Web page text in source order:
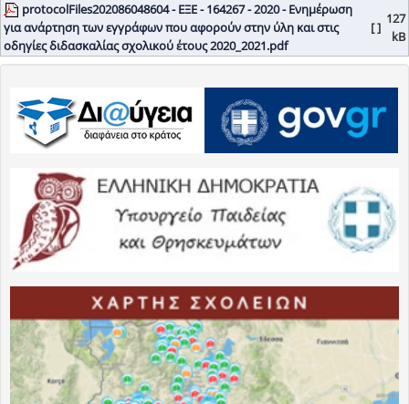
protocolFiles202086048604 - ΕΞΕ - 164267 - 2020 - Ενημέρωση
για ανάρτηση των εγγράφων που αφορούν στην ύλη και στις
οδηγίες διδασκαλίας σχολικού έτους 2020_2021.pdf
[ ]
127
kB